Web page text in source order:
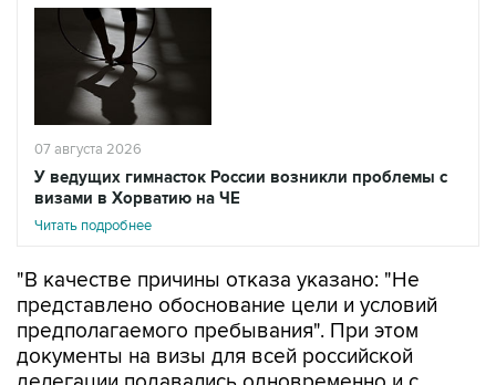
07 августа 2026
У ведущих гимнасток России возникли проблемы с
визами в Хорватию на ЧЕ
Читать подробнее
"В качестве причины отказа указано: "Не
представлено обоснование цели и условий
предполагаемого пребывания". При этом
документы на визы для всей российской